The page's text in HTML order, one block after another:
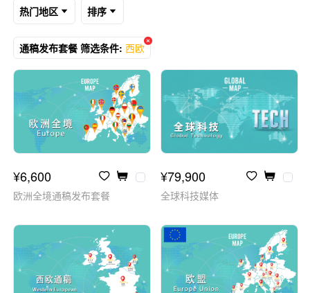
热门地区 排序
通稿发布套餐 筛选条件:西欧
¥6,600
欧洲全境通稿发布套餐
¥79,900
全球科技媒体